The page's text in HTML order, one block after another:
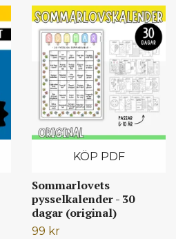
KÖP PDF
Sommarlovets
pysselkalender - 30
dagar (original)
99 kr